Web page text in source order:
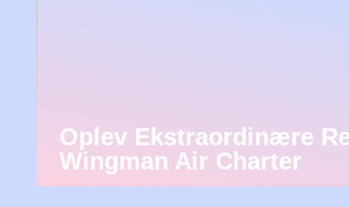
Oplev Ekstraordinære
Wingman Air Charter